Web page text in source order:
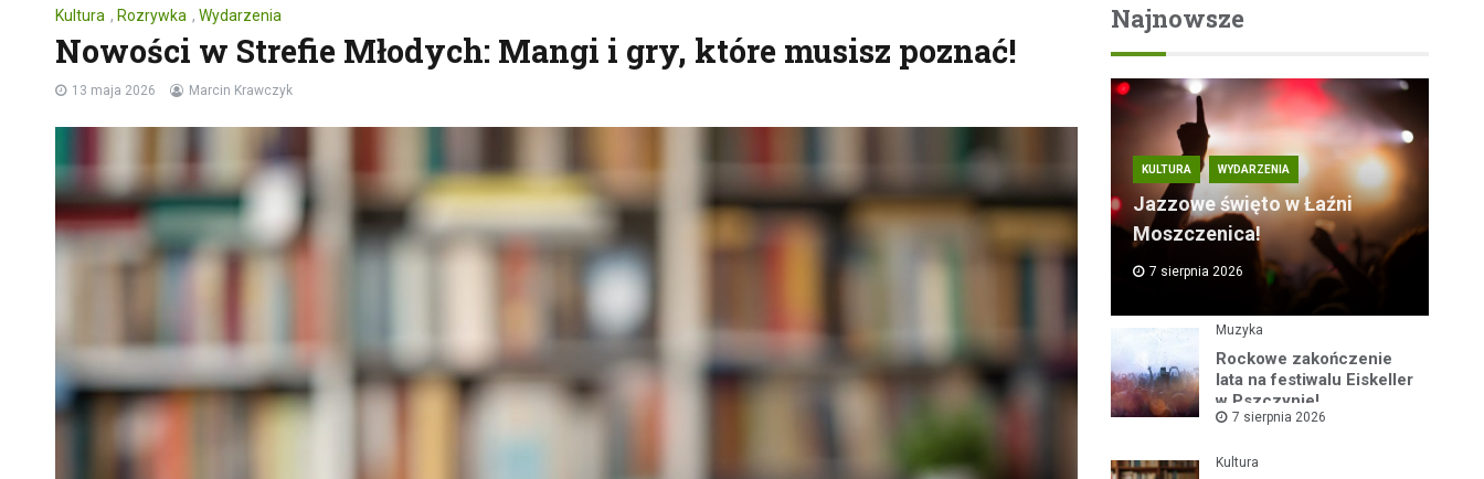
Kultura , Rozrywka , Wydarzenia
Nowości w Strefie Młodych: Mangi i gry, które musisz poznać!
13 maja 2026 Marcin Krawczyk
Najnowsze
KULTURA WYDARZENIA
Jazzowe święto w Łaźni
Moszczenica!
7 sierpnia 2026
Muzyka
Rockowe zakończenie
lata na festiwalu Eiskeller
w Pszczynie!
7 sierpnia 2026
Kultura